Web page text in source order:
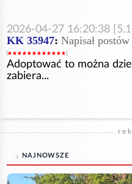
2026-04-27 16:20:38
KK 35947: Napisał
Adoptować to można
zabiera...
NAJNOWSZE